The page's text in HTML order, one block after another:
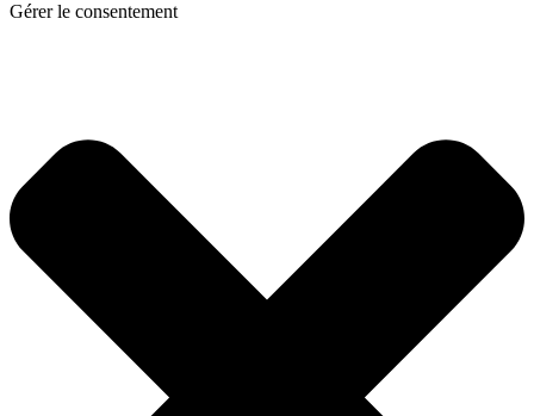
Gérer le consentement